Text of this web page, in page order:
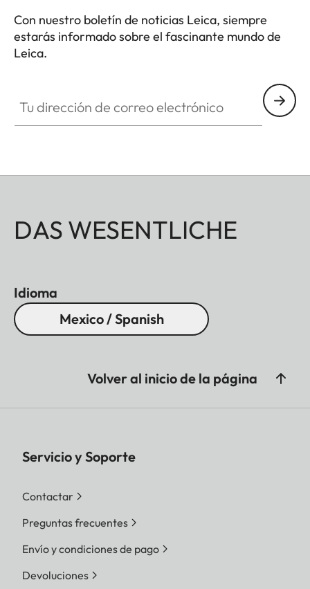
Con nuestro boletín de noticias Leica, siempre
estarás informado sobre el fascinante mundo de
Leica.
DAS WESENTLICHE
Idioma
Mexico / Spanish
Volver al inicio de la página
Servicio y Soporte
Contactar
Preguntas frecuentes
Envío y condiciones de pago
Devoluciones